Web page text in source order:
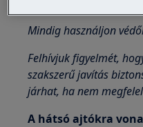
Mindig használjon
Felhívjuk figyelmét,
szakszerű javítás
járhat, ha nem
A hátsó ajtókra